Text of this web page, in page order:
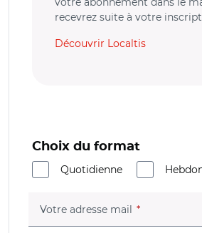
recevrez suite à votre
Découvrir Localtis
Choix du format
Quotidienne
Votre adresse mail (champ